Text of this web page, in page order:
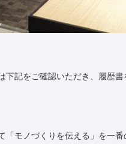
記をご確認いただき、履歴書
モノづくりを伝える」を一